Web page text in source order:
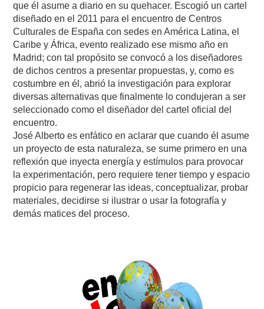
que él asume a diario en su quehacer. Escogió un cartel
diseñado en el 2011 para el encuentro de Centros
Culturales de España con sedes en América Latina, el
Caribe y África, evento realizado ese mismo año en
Madrid; con tal propósito se convocó a los diseñadores
de dichos centros a presentar propuestas, y, como es
costumbre en él, abrió la investigación para explorar
diversas alternativas que finalmente lo condujeran a ser
seleccionado como el diseñador del cartel oficial del
encuentro.
José Alberto es enfático en aclarar que cuando él asume
un proyecto de esta naturaleza, se sume primero en una
reflexión que inyecta energía y estímulos para provocar
la experimentación, pero requiere tener tiempo y espacio
propicio para regenerar las ideas, conceptualizar, probar
materiales, decidirse si ilustrar o usar la fotografía y
demás matices del proceso.